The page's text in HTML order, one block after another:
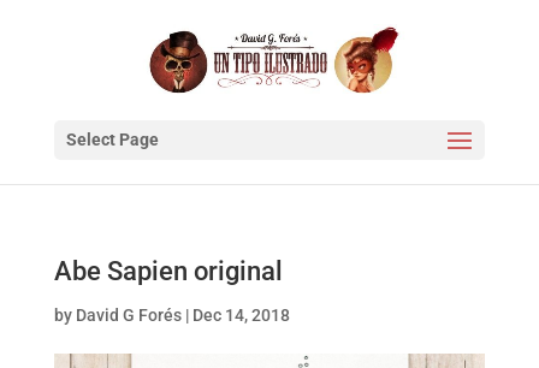
Select Page
Abe Sapien original
by David G Forés| Dec 14, 2018